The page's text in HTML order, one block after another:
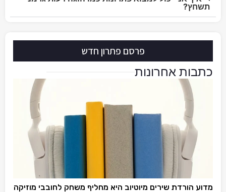
תשחץ?
פרסם פתרון חדש
כתבות אחרונות
מדוע הורדת שירים מיוטיוב היא מחליף משחק לחובבי מוזיקה